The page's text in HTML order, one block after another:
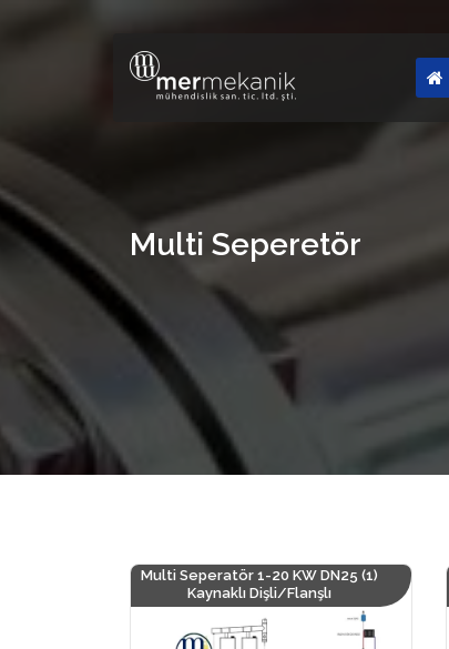
Multi Seperetör
Multi Seperatör 1-20 KW DN25 (1)
Kaynaklı Dişli/Flanşlı